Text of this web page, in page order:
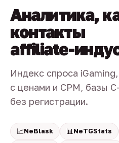
Аналитика,
контакты
affiliate-
Индекс спроса
с ценами и CPM, базы
без регистрации.
📈NeBlask 📊 NeTGStats